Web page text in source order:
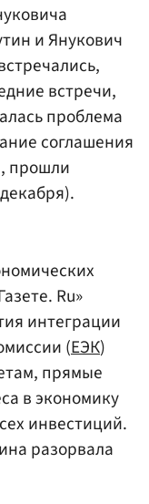
и Янукович
встречи,
проблема
соглашения
прошли
Ru»
интеграции
(ЕЭК)
прямые
в экономику
инвестиций.
разорвала